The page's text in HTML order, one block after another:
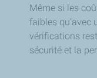
Même si les
faibles qu’avec
vérifications
sécurité et la